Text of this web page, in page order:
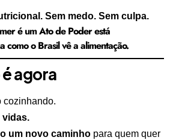
Sem medo. Sem culpa.
é um Ato de Poder está
como o Brasil vê a alimentação.
agora
cozinhando.
vidas.
um novo caminho para quem quer